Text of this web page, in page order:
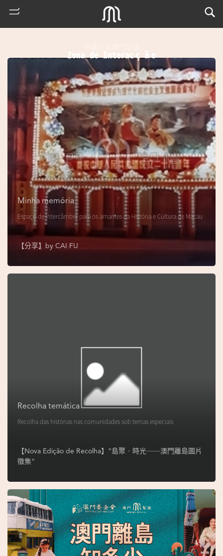
o
Zona de Interacção
Minha memória
Espaço de intercâmbio para os amantes da História e Cultura de Macau
【分享】by CAI FU
Recolha temática
Recolha das histórias nas comunidades sob temas especiais
【Nova Edição de Recolha】“島聚‧時光──澳門離島圖片
徵集”